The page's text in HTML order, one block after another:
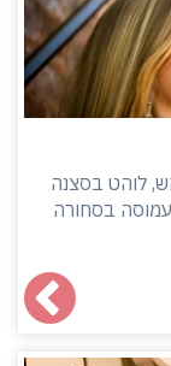
לוהט בסצנה
בסחורה